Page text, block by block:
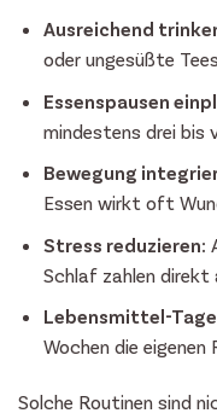
Ausreichend
oder ungesüßte
Essenspausen
mindestens drei bis
Bewegung
Essen wirkt oft
Stress reduzieren:
Schlaf zahlen direkt
Lebensmittel-
Wochen die
Solche Routinen sind